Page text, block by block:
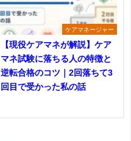
ケアマネージャー
【現役ケアマネが解説】ケア
マネ試験に落ちる人の特徴と
逆転合格のコツ｜2回落ちて3
回目で受かった私の話